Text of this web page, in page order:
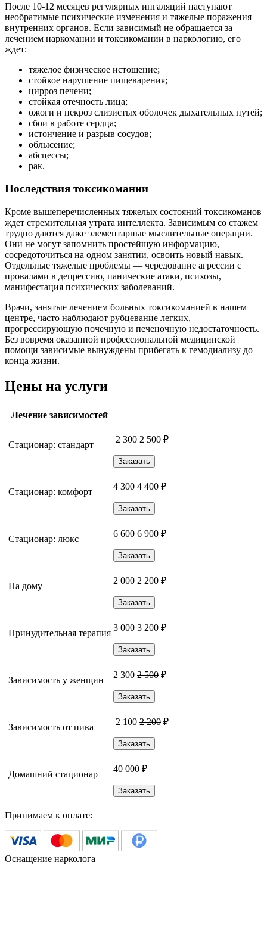
После 10-12 месяцев регулярных ингаляций наступают
необратимые психические изменения и тяжелые поражения
внутренних органов. Если зависимый не обращается за
лечением наркомании и токсикомании в наркологию, его
ждет:
тяжелое физическое истощение;
стойкое нарушение пищеварения;
цирроз печени;
стойкая отечность лица;
ожоги и некроз слизистых оболочек дыхательных путей;
сбои в работе сердца;
истончение и разрыв сосудов;
облысение;
абсцессы;
рак.
Последствия токсикомании
Кроме вышеперечисленных тяжелых состояний токсикоманов
ждет стремительная утрата интеллекта. Зависимым со стажем
трудно даются даже элементарные мыслительные операции.
Они не могут запомнить простейшую информацию,
сосредоточиться на одном занятии, освоить новый навык.
Отдельные тяжелые проблемы — чередование агрессии с
провалами в депрессию, панические атаки, психозы,
манифестация психических заболеваний.
Врачи, занятые лечением больных токсикоманией в нашем
центре, часто наблюдают рубцевание легких,
прогрессирующую почечную и печеночную недостаточность.
Без вовремя оказанной профессиональной медицинской
помощи зависимые вынуждены прибегать к гемодиализу до
конца жизни.
Цены на услуги
Лечение зависимостей
Стационар: стандарт
2 300 2 500 ₽
Заказать
Стационар: комфорт
4 300 4 400 ₽
Заказать
Стационар: люкс
6 600 6 900 ₽
Заказать
На дому
2 000 2 200 ₽
Заказать
Принудительная терапия
3 000 3 200 ₽
Заказать
Зависимость у женщин
2 300 2 500 ₽
Заказать
Зависимость от пива
2 100 2 200 ₽
Заказать
Домашний стационар
40 000 ₽
Заказать
Принимаем к оплате:
Оснащение нарколога